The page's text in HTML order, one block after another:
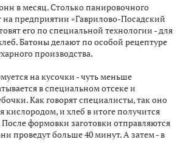
в месяц. Столько панировочного
на предприятии «Гаврилово-Посадский
его по специальной технологии - для
Батоны делают по особой рецептуре
производства.
на кусочки - чуть меньше
в специальном отсеке и
Как говорят специалисты, так оно
кислородом, и хлеб в итоге получится
формовки заготовки отправляются
проведут больше 40 минут. А затем - в